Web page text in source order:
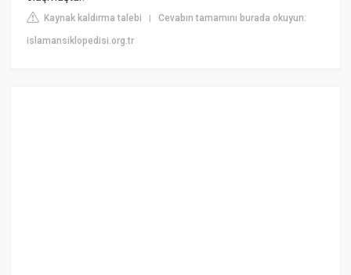
Kaynak kaldırma talebi |Cevabın tamamını burada okuyun:
islamansiklopedisi.org.tr